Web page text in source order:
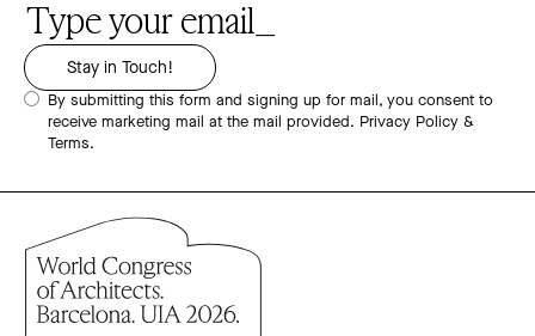
By submitting this form and signing up for mail, you consent to
receive marketing mail at the mail provided. Privacy Policy &
Terms.